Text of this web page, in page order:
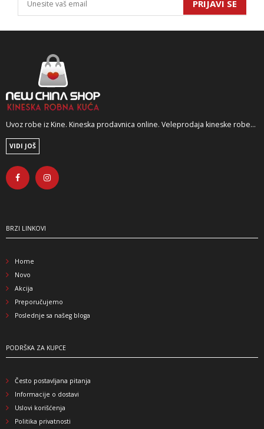
PRIJAVI SE
Uvoz robe iz Kine. Kineska prodavnica online. Veleprodaja kineske robe...
VIDI JOŠ
BRZI LINKOVI
Home
Novo
Akcija
Preporučujemo
Poslednje sa našeg bloga
PODRŠKA ZA KUPCE
Često postavljana pitanja
Informacije o dostavi
Uslovi korišćenja
Politika privatnosti